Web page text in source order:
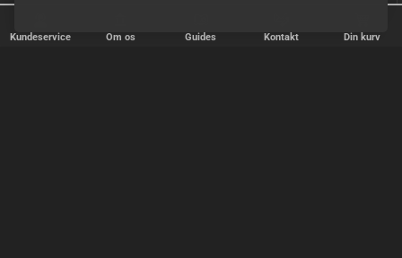
Kundeservice Om os Guides Kontakt Din kurv